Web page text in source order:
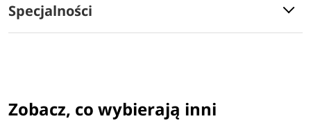
Specjalności
Zobacz, co wybierają inni